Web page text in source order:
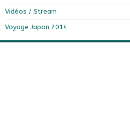
Vidéos / Stream
Voyage Japon 2014